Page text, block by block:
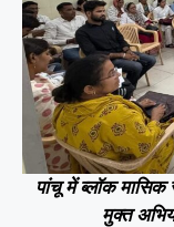
पांचू में ब्लॉक मासिक
मुक्त